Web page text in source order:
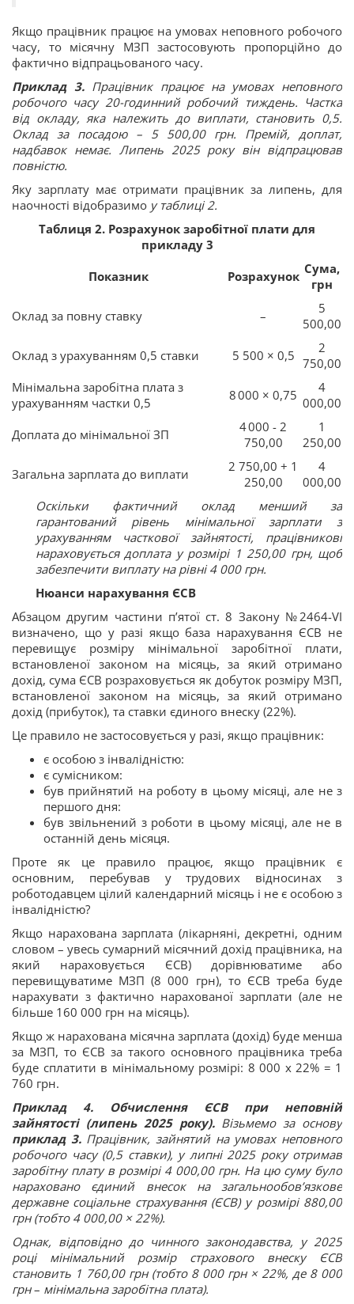
Якщо працівник працює на умовах неповного робочого
часу, то місячну МЗП застосовують пропорційно до
фактично відпрацьованого часу.
Приклад 3. Працівник працює на умовах неповного
робочого часу 20-годинний робочий тиждень. Частка
від окладу, яка належить до виплати, становить 0,5.
Оклад за посадою – 5 500,00 грн. Премій, доплат,
надбавок немає. Липень 2025 року він відпрацював
повністю.
Яку зарплату має отримати працівник за липень, для
наочності відобразимо у таблиці 2.
Таблиця 2. Розрахунок заробітної плати для
прикладу 3
Показник
Розрахунок Сума,
грн
Оклад за повну ставку
–
5
500,00
Оклад з урахуванням 0,5 ставки
5 500 × 0,5
2
750,00
Мінімальна заробітна плата з
урахуванням частки 0,5
8 000 × 0,75
4
000,00
Доплата до мінімальної ЗП
4 000 - 2
750,00
1
250,00
Загальна зарплата до виплати
2 750,00 + 1
250,00
4
000,00
Оскільки фактичний оклад менший за
гарантований рівень мінімальної зарплати з
урахуванням часткової зайнятості, працівникові
нараховується доплата у розмірі 1 250,00 грн, щоб
забезпечити виплату на рівні 4 000 грн.
Нюанси нарахування ЄСВ
Абзацом другим частини п’ятої ст. 8 Закону №2464-VI
визначено, що у разі якщо база нарахування ЄСВ не
перевищує розміру мінімальної заробітної плати,
встановленої законом на місяць, за який отримано
дохід, сума ЄСВ розраховується як добуток розміру МЗП,
встановленої законом на місяць, за який отримано
дохід (прибуток), та ставки єдиного внеску (22%).
Це правило не застосовується у разі, якщо працівник:
є особою з інвалідністю:
є сумісником:
був прийнятий на роботу в цьому місяці, але не з
першого дня:
був звільнений з роботи в цьому місяці, але не в
останній день місяця.
Проте як це правило працює, якщо працівник є
основним, перебував у трудових відносинах з
роботодавцем цілий календарний місяць і не є особою з
інвалідністю?
Якщо нарахована зарплата (лікарняні, декретні, одним
словом – увесь сумарний місячний дохід працівника, на
який нараховується ЄСВ) дорівнюватиме або
перевищуватиме МЗП (8 000 грн), то ЄСВ треба буде
нарахувати з фактично нарахованої зарплати (але не
більше 160 000 грн на місяць).
Якщо ж нарахована місячна зарплата (дохід) буде менша
за МЗП, то ЄСВ за такого основного працівника треба
буде сплатити в мінімальному розмірі: 8 000 х 22% = 1
760 грн.
Приклад 4. Обчислення ЄСВ при неповній
зайнятості (липень 2025 року). Візьмемо за основу
приклад 3. Працівник, зайнятий на умовах неповного
робочого часу (0,5 ставки), у липні 2025 року отримав
заробітну плату в розмірі 4 000,00 грн. На цю суму було
нараховано єдиний внесок на загальнообов’язкове
державне соціальне страхування (ЄСВ) у розмірі 880,00
грн (тобто 4 000,00 × 22%).
Однак, відповідно до чинного законодавства, у 2025
році мінімальний розмір страхового внеску ЄСВ
становить 1 760,00 грн (тобто 8 000 грн × 22%, де 8 000
грн– мінімальна заробітна плата).